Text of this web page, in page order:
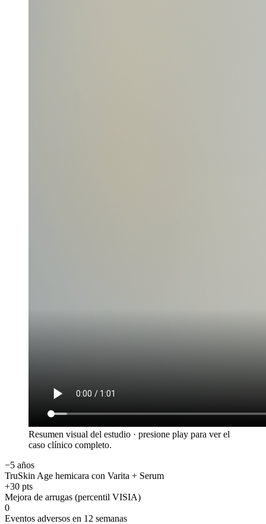
Resumen visual del estudio · presione play para ver el
caso clínico completo.
−5 años
TruSkin Age hemicara con Varita + Serum
+30 pts
Mejora de arrugas (percentil VISIA)
0
Eventos adversos en 12 semanas